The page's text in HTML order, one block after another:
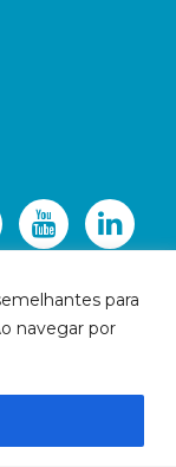
para
navegar por
direitos reservados